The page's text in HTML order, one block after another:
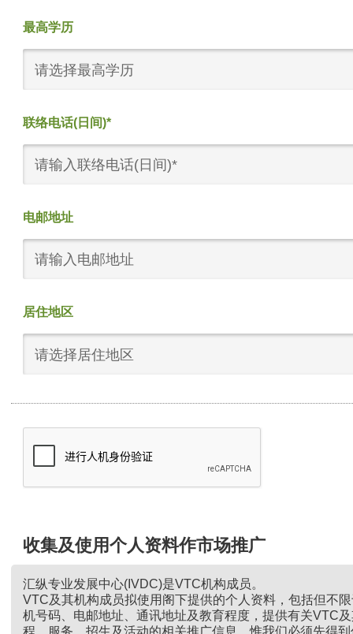
最高学历
请选择最高学历
联络电话(日间)*
电邮地址
居住地区
请选择居住地区
收集及使用个人资料作市场推广
汇纵专业发展中心(IVDC)是VTC机构成员。
VTC及其机构成员拟使用阁下提供的个人资料，包括但不
机号码、电邮地址、通讯地址及教育程度，提供有关VTC
程、服务、招生及活动的相关推广信息。惟我们必须先得